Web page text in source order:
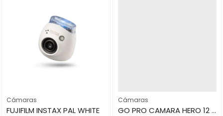
Cámaras
FUJIFILM INSTAX PAL WHITE
Cámaras
GO PRO CAMARA HERO 12 BLACK